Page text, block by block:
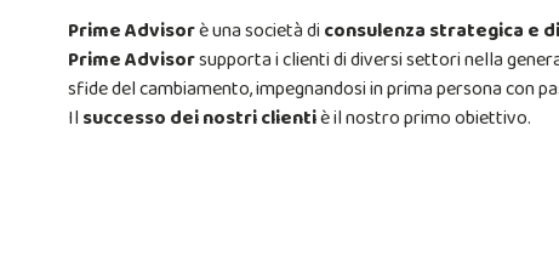
Prime Advisorè una società di consulenza strategica e
Prime Advisorsupporta i clienti di diversi settori nella
sfide del cambiamento, impegnandosi in prima persona con
Il successo dei nostri clientiè il nostro primo obiettivo.